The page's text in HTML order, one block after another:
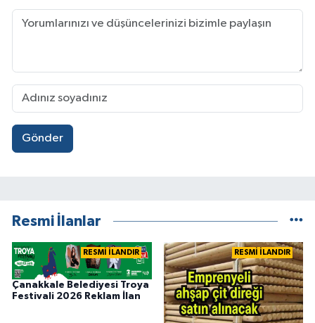
Gönder
Resmi İlanlar
RESMİ İLANDIR
Çanakkale Belediyesi Troya
Festivali 2026 Reklam İlan
RESMİ İLANDIR